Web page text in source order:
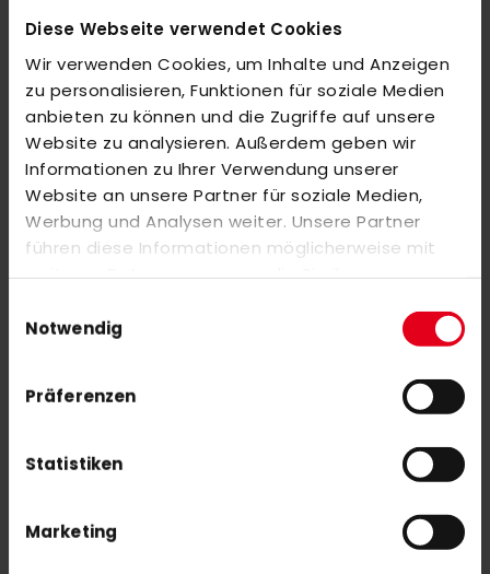
Diese Webseite verwendet Cookies
Wir verwenden Cookies, um Inhalte und Anzeigen
zu personalisieren, Funktionen für soziale Medien
anbieten zu können und die Zugriffe auf unsere
Website zu analysieren. Außerdem geben wir
Informationen zu Ihrer Verwendung unserer
Website an unsere Partner für soziale Medien,
Werbung und Analysen weiter. Unsere Partner
führen diese Informationen möglicherweise mit
weiteren Daten zusammen, die Sie ihnen
Nutzung der Dienste gesammelt haben.
Notwendig
Präferenzen
Statistiken
Marketing
Markieren Sie die Artikel, um Sie dem Warenkorb hinzuzufügen
oder Alle auswählen
adidas ESTRO Kromaskin .2 22/23 Black/ Gold
Brabo Traditional Carbon 70 LB 36,5
160,00 €
NEWSLETTER ANMELDUNG
Mit unserem Newsletter seid ihr immer auf den neuesten Stand
was News, Tipps und Rabattaktionen rund um unseren Shop
angeht.